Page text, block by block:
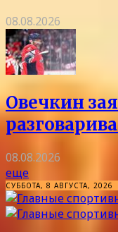
08.08.2026
Овечкин
08.08.2026
еще
СУББОТА, 8 АВГУСТА, 2026